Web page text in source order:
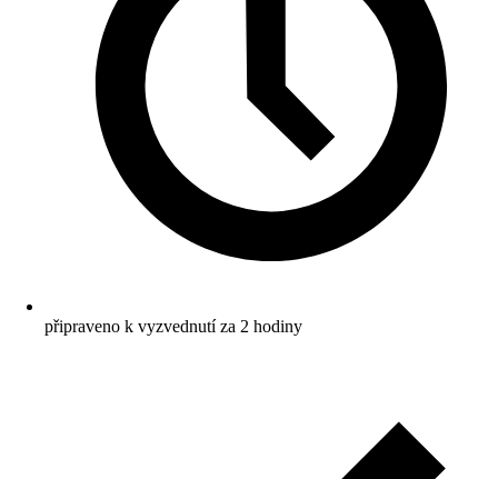
připraveno k vyzvednutí za 2 hodiny